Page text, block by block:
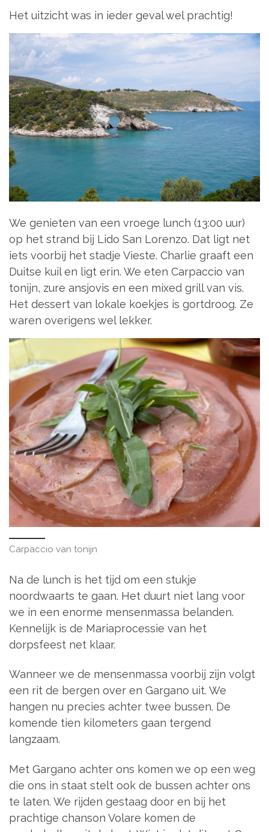
Het uitzicht was in ieder geval wel prachtig!
We genieten van een vroege lunch (13:00 uur)
op het strand bij Lido San Lorenzo. Dat ligt net
iets voorbij het stadje Vieste. Charlie graaft een
Duitse kuil en ligt erin. We eten Carpaccio van
tonijn, zure ansjovis en een mixed grill van vis.
Het dessert van lokale koekjes is gortdroog. Ze
waren overigens wel lekker.
Carpaccio van tonijn
Na de lunch is het tijd om een stukje
noordwaarts te gaan. Het duurt niet lang voor
we in een enorme mensenmassa belanden.
Kennelijk is de Mariaprocessie van het
dorpsfeest net klaar.
Wanneer we de mensenmassa voorbij zijn volgt
een rit de bergen over en Gargano uit. We
hangen nu precies achter twee bussen. De
komende tien kilometers gaan tergend
langzaam.
Met Gargano achter ons komen we op een weg
die ons in staat stelt ook de bussen achter ons
te laten. We rijden gestaag door en bij het
prachtige chanson Volare komen de